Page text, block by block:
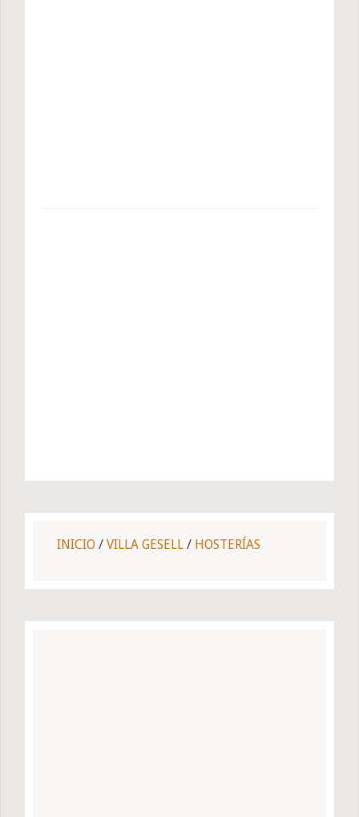
INICIO / VILLA GESELL / HOSTERÍAS